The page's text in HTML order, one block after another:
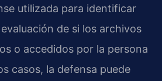
utilizada para identificar
de si los archivos
o accedidos por la persona
casos, la defensa puede